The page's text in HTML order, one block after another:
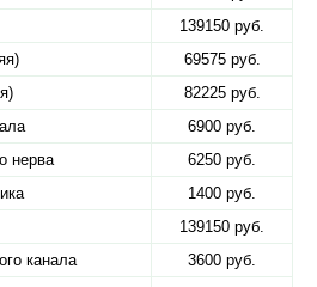
139150 руб.
69575 руб.
82225 руб.
6900 руб.
нерва
6250 руб.
1400 руб.
139150 руб.
канала
3600 руб.